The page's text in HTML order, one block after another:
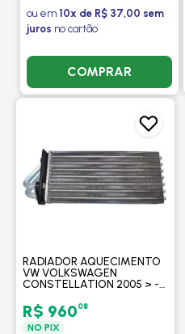
ou em 10x de R$ 37,00 sem
juros no cartão
COMPRAR
RADIADOR AQUECIMENTO
VW VOLKSWAGEN
CONSTELLATION 2005 > -
/ 17.190 - VALEO
R$ 96008
NO PIX